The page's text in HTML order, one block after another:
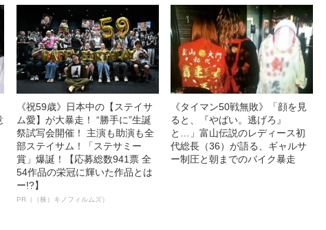
《祝59歳》日本中の【ステイサ
ム愛】が大暴走！ “勝手に”生誕
祭試写会開催！ 主演も助演も全
部ステイサム！「ステサミー
賞」爆誕！【応募総数941票 全
54作品の栄冠に輝いた作品とは
ー!?】
PR（（株）キノフィルムズ）
《タイマン50戦無敗》「顔を見
ると、『やばい。逃げろ』
と…」富山伝説のレディース初
代総長（36）が語る、ギャルサ
ー制圧と朝までのバイク暴走